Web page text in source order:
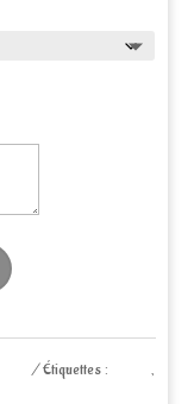
Étiquettes : atelier,